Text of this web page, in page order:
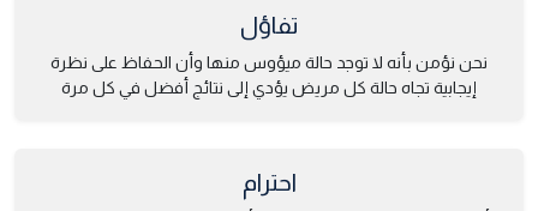
تفاؤل
نحن نؤمن بأنه لا توجد حالة ميؤوس منها وأن الحفاظ على نظرة
إيجابية تجاه حالة كل مريض يؤدي إلى نتائج أفضل في كل مرة
احترام